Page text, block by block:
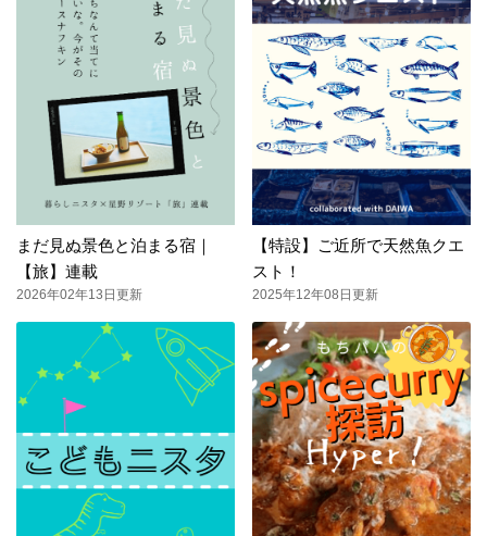
まだ見ぬ景色と泊まる宿｜
【旅】連載
2026年02年13日更新
【特設】ご近所で天然魚クエ
スト！
2025年12年08日更新